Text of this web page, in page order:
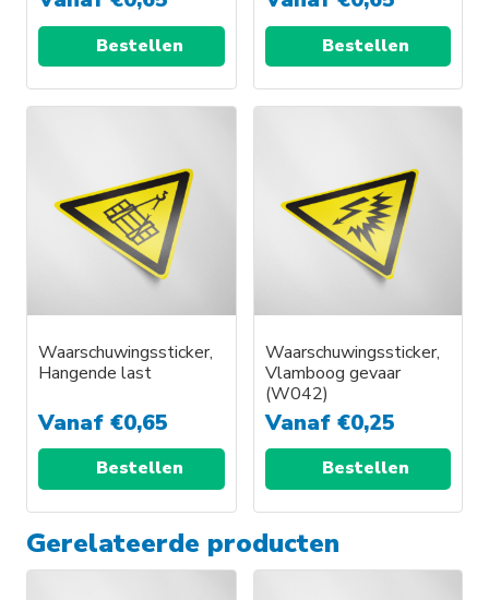
Bestellen Bestellen
Waarschuwingssticker,
Hangende last
Vanaf €0,65
Bestellen
Waarschuwingssticker,
Vlamboog gevaar
(W042)
Vanaf €0,25
Bestellen
Gerelateerde producten